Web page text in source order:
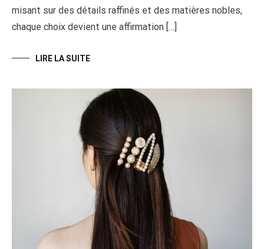
misant sur des détails raffinés et des matières nobles,
chaque choix devient une affirmation […]
LIRE LA SUITE